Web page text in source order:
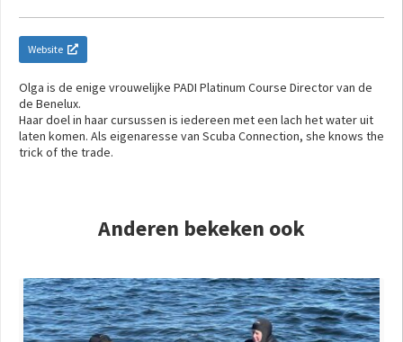
Website
Olga is de enige vrouwelijke PADI Platinum Course Director van de
de Benelux.
Haar doel in haar cursussen is iedereen met een lach het water uit
laten komen. Als eigenaresse van Scuba Connection, she knows the
trick of the trade.
Anderen bekeken ook